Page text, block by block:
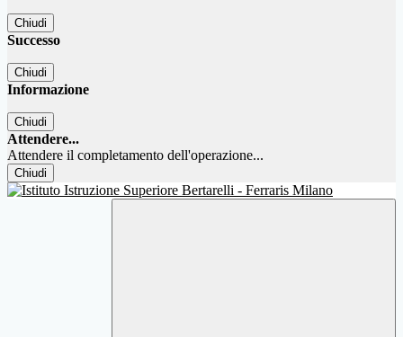
Chiudi
Successo
Chiudi
Informazione
Chiudi
Attendere...
Attendere il completamento dell'operazione...
Chiudi